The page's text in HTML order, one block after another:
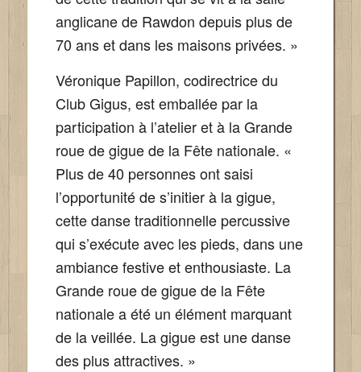
anglicane de Rawdon depuis plus de
70 ans et dans les maisons privées. »
Véronique Papillon, codirectrice du
Club Gigus, est emballée par la
participation à l’atelier et à la Grande
roue de gigue de la Fête nationale. «
Plus de 40 personnes ont saisi
l’opportunité de s’initier à la gigue,
cette danse traditionnelle percussive
qui s’exécute avec les pieds, dans une
ambiance festive et enthousiaste. La
Grande roue de gigue de la Fête
nationale a été un élément marquant
de la veillée. La gigue est une danse
des plus attractives. »